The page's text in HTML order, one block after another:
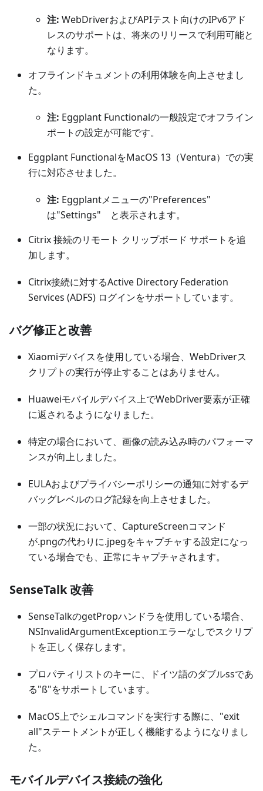
注: WebDriverおよびAPIテスト向けのIPv6アド
レスのサポートは、将来のリリースで利用可能と
なります。
オフラインドキュメントの利用体験を向上させまし
た。
注: Eggplant Functionalの一般設定でオフライン
ポートの設定が可能です。
Eggplant FunctionalをMacOS 13（Ventura）での実
行に対応させました。
注: Eggplantメニューの"Preferences"
は"Settings" と表示されます。
Citrix 接続のリモート クリップボード サポートを追
加します。
Citrix接続に対するActive Directory Federation
Services (ADFS) ログインをサポートしています。
バグ修正と改善
Xiaomiデバイスを使用している場合、WebDriverス
クリプトの実行が停止することはありません。
Huaweiモバイルデバイス上でWebDriver要素が正確
に返されるようになりました。
特定の場合において、画像の読み込み時のパフォーマ
ンスが向上しました。
EULAおよびプライバシーポリシーの通知に対するデ
バッグレベルのログ記録を向上させました。
一部の状況において、CaptureScreenコマンド
が.pngの代わりに.jpegをキャプチャする設定になっ
ている場合でも、正常にキャプチャされます。
SenseTalk 改善
SenseTalkのgetPropハンドラを使用している場合、
NSInvalidArgumentExceptionエラーなしでスクリプ
トを正しく保存します。
プロパティリストのキーに、ドイツ語のダブルssであ
る"ß"をサポートしています。
MacOS上でシェルコマンドを実行する際に、"exit
all"ステートメントが正しく機能するようになりまし
た。
モバイルデバイス接続の強化